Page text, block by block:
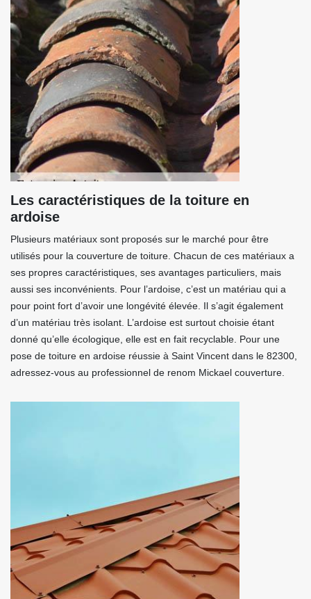
Les caractéristiques de la toiture en
ardoise
Plusieurs matériaux sont proposés sur le marché pour être
utilisés pour la couverture de toiture. Chacun de ces matériaux a
ses propres caractéristiques, ses avantages particuliers, mais
aussi ses inconvénients. Pour l’ardoise, c’est un matériau qui a
pour point fort d’avoir une longévité élevée. Il s’agit également
d’un matériau très isolant. L’ardoise est surtout choisie étant
donné qu’elle écologique, elle est en fait recyclable. Pour une
pose de toiture en ardoise réussie à Saint Vincent dans le 82300,
adressez-vous au professionnel de renom Mickael couverture.